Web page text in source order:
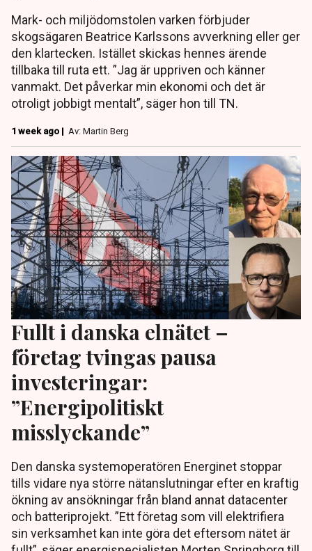
Mark- och miljödomstolen varken förbjuder
skogsägaren Beatrice Karlssons avverkning eller ger
den klartecken. Istället skickas hennes ärende
tillbaka till ruta ett. ”Jag är uppriven och känner
vanmakt. Det påverkar min ekonomi och det är
otroligt jobbigt mentalt”, säger hon till TN.
1 week ago | Av: Martin Berg
Fullt i danska elnätet –
företag tvingas pausa
investeringar:
”Energipolitiskt
misslyckande”
Den danska systemoperatören Energinet stoppar
tills vidare nya större nätanslutningar efter en kraftig
ökning av ansökningar från bland annat datacenter
och batteriprojekt. ”Ett företag som vill elektrifiera
sin verksamhet kan inte göra det eftersom nätet är